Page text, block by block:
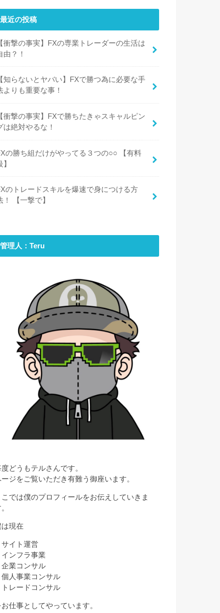
最近の投稿
衝撃の事実】FXの専業トレーダーの生活は
由？！
知らないとヤバい】FXで勝つ為に必要な手
よりも重要な事！
衝撃の事実】FXで勝ちたきゃスキャルピン
は絶対やるな！
の勝ち組だけがやってる３つの○○ 【有料
】
のトレードスキルを爆速で身につける方
！ 【一撃で】
管理人：Teru
どうもテルさんです。
ージをご覧いただき有難う御座います。
こでは僕のプロフィールをお伝えしていきま
は現在
サイト運営
インフラ事業
企業コンサル
個人事業コンサル
トレードコンサル
仕事としてやっています。